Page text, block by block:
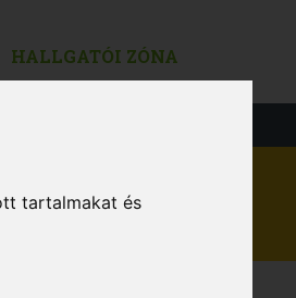
tartalmakat és
HALLGATÓI ZÓNA